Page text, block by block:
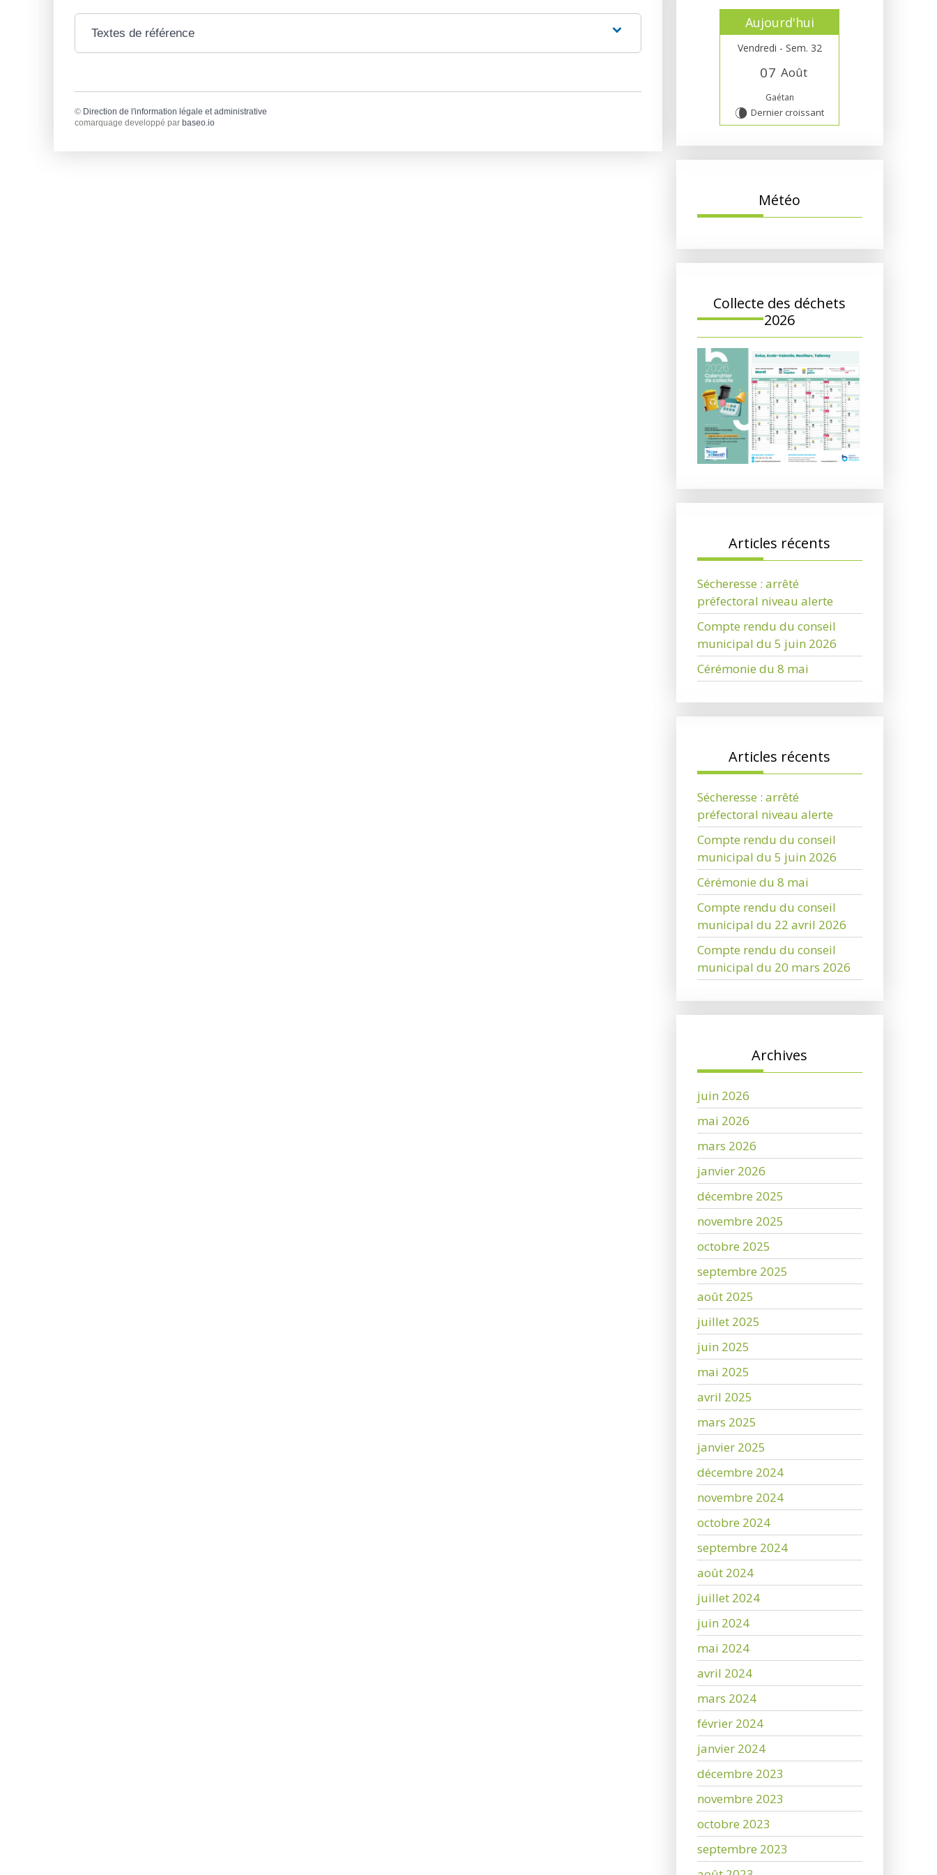
Textes de référence
© Direction de l'information légale et administrative
comarquage developpé par baseo.io
Aujourd'hui
Vendredi - Sem. 32
07 Août
Gaétan
V Dernier croissant
Météo
Collecte des déchets
2026
Articles récents
Sécheresse : arrêté
préfectoral niveau alerte
Compte rendu du conseil
municipal du 5 juin 2026
Cérémonie du 8 mai
Articles récents
Sécheresse : arrêté
préfectoral niveau alerte
Compte rendu du conseil
municipal du 5 juin 2026
Cérémonie du 8 mai
Compte rendu du conseil
municipal du 22 avril 2026
Compte rendu du conseil
municipal du 20 mars 2026
Archives
juin 2026
mai 2026
mars 2026
janvier 2026
décembre 2025
novembre 2025
octobre 2025
septembre 2025
août 2025
juillet 2025
juin 2025
mai 2025
avril 2025
mars 2025
janvier 2025
décembre 2024
novembre 2024
octobre 2024
septembre 2024
août 2024
juillet 2024
juin 2024
mai 2024
avril 2024
mars 2024
février 2024
janvier 2024
décembre 2023
novembre 2023
octobre 2023
septembre 2023